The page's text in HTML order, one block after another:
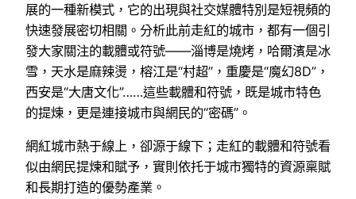
展的一種新模式，它的出現與社交媒體特別是短視頻的
快速發展密切相關。分析此前走紅的城市，都有一個引
發大家關注的載體或符號——淄博是燒烤，哈爾濱是冰
雪，天水是麻辣燙，榕江是“村超”，重慶是“魔幻8D”，
西安是“大唐文化”……這些載體和符號，既是城市特色
的提煉，更是連接城市與網民的“密碼”。
網紅城市熱于線上，卻源于線下；走紅的載體和符號看
似由網民提煉和賦予，實則依托于城市獨特的資源稟賦
和長期打造的優勢產業。